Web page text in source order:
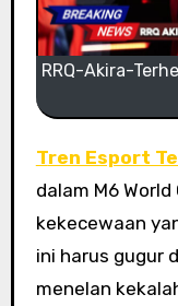
RRQ-Akira-
Tren Esport
dalam M6
kekecewaan
ini harus gugur
menelan